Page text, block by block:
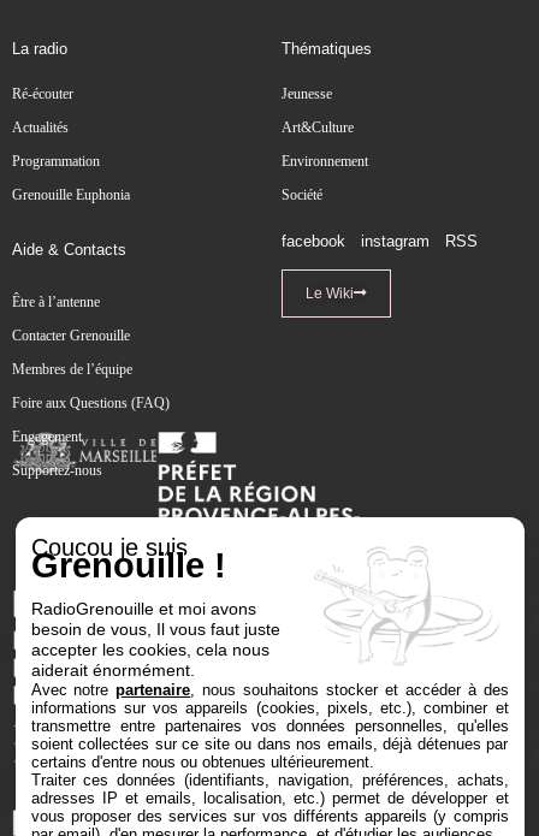
La radio
Ré-écouter
Actualités
Programmation
Grenouille Euphonia
Thématiques
Jeunesse
Art&Culture
Environnement
Société
Aide & Contacts
Être à l’antenne
Contacter Grenouille
Membres de l’équipe
Foire aux Questions (FAQ)
Engagement
Supportez-nous
facebook instagram RSS
Le Wiki
Coucou je suis
Grenouille !
RadioGrenouille et moi avons
besoin de vous, Il vous faut juste
accepter les cookies, cela nous
aiderait énormément.
Avec notrepartenaire , nous souhaitons stocker et accéder à des
informations sur vos appareils (cookies, pixels, etc.), combiner et
transmettre entre partenaires vos données personnelles, qu'elles
soient collectées sur ce site ou dans nos emails, déjà détenues par
certains d'entre nous ou obtenues ultérieurement.
Traiter ces données (identifiants, navigation, préférences, achats,
adresses IP et emails, localisation, etc.) permet de développer et
vous proposer des services sur vos différents appareils (y compris